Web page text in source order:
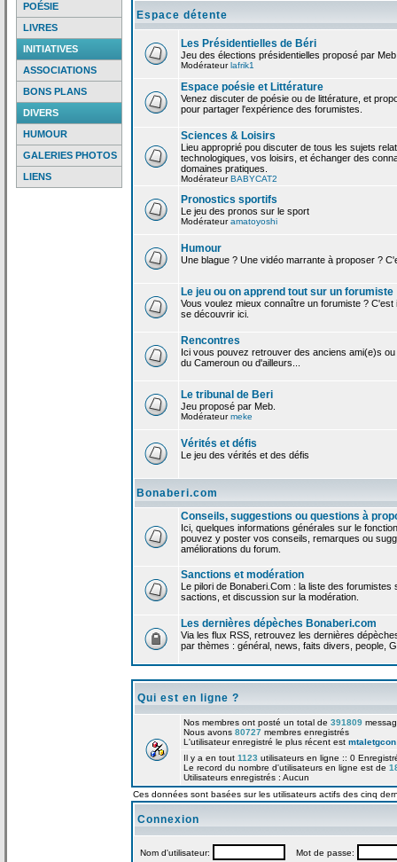
POÉSIE
LIVRES
INITIATIVES
ASSOCIATIONS
BONS PLANS
DIVERS
HUMOUR
GALERIES PHOTOS
LIENS
Espace détente
Les Présidentielles de Béri
Jeu des élections présidentielles proposé par Meb
Modérateurlafrik1
Espace poésie et Littérature
Venez discuter de poésie ou de littérature, et
pour partager l'expérience des forumistes.
Sciences & Loisirs
Lieu approprié pou discuter de tous les sujets
technologiques, vos loisirs, et échanger des
domaines pratiques.
ModérateurBABYCAT2
Pronostics sportifs
Le jeu des pronos sur le sport
Modérateuramatoyoshi
Humour
Une blague ? Une vidéo marrante à proposer ?
Le jeu ou on apprend tout sur un forumiste
Vous voulez mieux connaître un forumiste ? C'est
se découvrir ici.
Rencontres
Ici vous pouvez retrouver des anciens ami(e)s
du Cameroun ou d'ailleurs...
Le tribunal de Beri
Jeu proposé par Meb.
Modérateurmeke
Vérités et défis
Le jeu des vérités et des défis
Bonaberi.com
Conseils, suggestions ou questions à
Ici, quelques informations générales sur le
pouvez y poster vos conseils, remarques ou
améliorations du forum.
Sanctions et modération
Le pilori de Bonaberi.Com : la liste des
sactions, et discussion sur la modération.
Les dernières dépèches Bonaberi.com
Via les flux RSS, retrouvez les dernières
par thèmes : général, news, faits divers, people,
Qui est en ligne ?
Nos membres ont posté un total de 391809
Nous avons 80727 membres enregistrés
L'utilisateur enregistré le plus récent est mtaletgcon
Il y a en tout 1123 utilisateurs en ligne :: 0
Le record du nombre d'utilisateurs en ligne est de
Utilisateurs enregistrés : Aucun
Ces données sont basées sur les utilisateurs actifs des cinq
Connexion
Nom d'utilisateur: Mot de passe: